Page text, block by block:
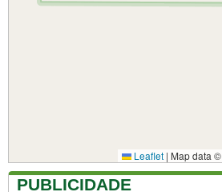
Leaflet | Map data ©
PUBLICIDADE